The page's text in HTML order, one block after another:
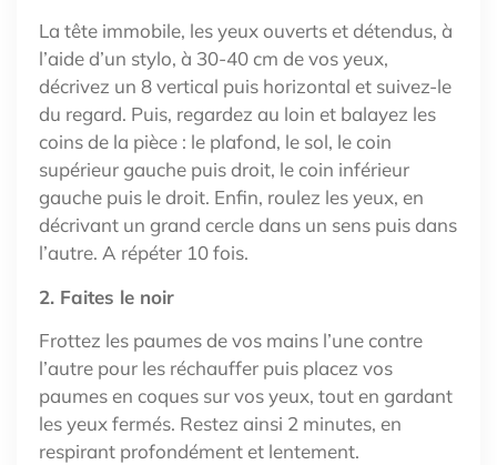
La tête immobile, les yeux ouverts et détendus, à
l’aide d’un stylo, à 30-40 cm de vos yeux,
décrivez un 8 vertical puis horizontal et suivez-le
du regard. Puis, regardez au loin et balayez les
coins de la pièce : le plafond, le sol, le coin
supérieur gauche puis droit, le coin inférieur
gauche puis le droit. Enfin, roulez les yeux, en
décrivant un grand cercle dans un sens puis dans
l’autre. A répéter 10 fois.
2. Faites le noir
Frottez les paumes de vos mains l’une contre
l’autre pour les réchauffer puis placez vos
paumes en coques sur vos yeux, tout en gardant
les yeux fermés. Restez ainsi 2 minutes, en
respirant profondément et lentement.